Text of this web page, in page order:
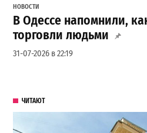
НОВОСТИ
В Одессе напомнили,
торговли людьми
31-07-2026 в 22:19
ЧИТАЮТ